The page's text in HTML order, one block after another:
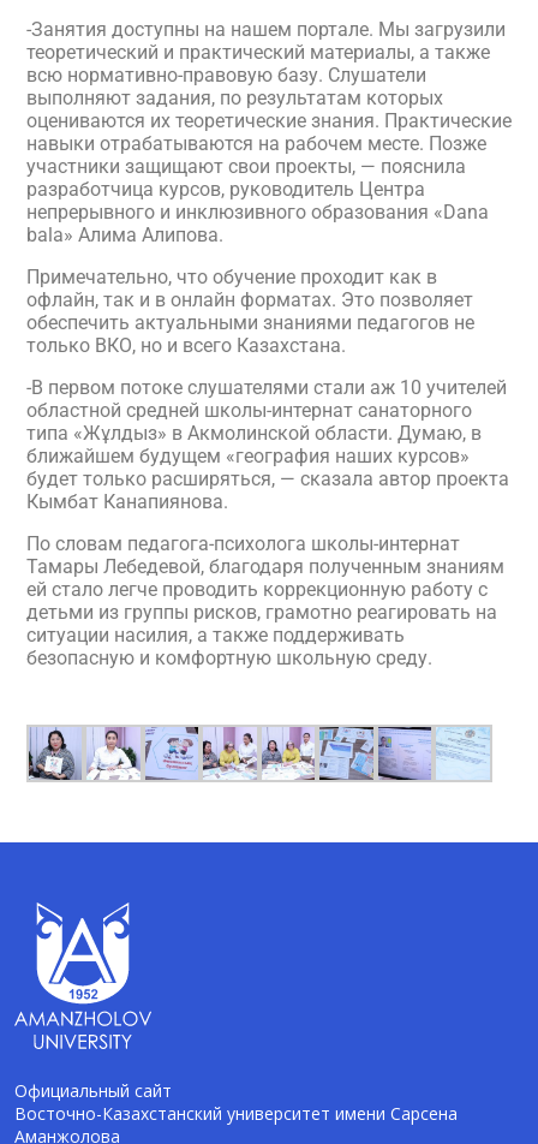
-Занятия доступны на нашем портале. Мы загрузили
теоретический и практический материалы, а также
всю нормативно-правовую базу. Слушатели
выполняют задания, по результатам которых
оцениваются их теоретические знания. Практические
навыки отрабатываются на рабочем месте. Позже
участники защищают свои проекты, — пояснила
разработчица курсов, руководитель Центра
непрерывного и инклюзивного образования «Dana
bala» Алима Алипова.
Примечательно, что обучение проходит как в
офлайн, так и в онлайн форматах. Это позволяет
обеспечить актуальными знаниями педагогов не
только ВКО, но и всего Казахстана.
-В первом потоке слушателями стали аж 10 учителей
областной средней школы-интернат санаторного
типа «Жұлдыз» в Акмолинской области. Думаю, в
ближайшем будущем «география наших курсов»
будет только расширяться, — сказала автор проекта
Кымбат Канапиянова.
По словам педагога-психолога школы-интернат
Тамары Лебедевой, благодаря полученным знаниям
ей стало легче проводить коррекционную работу с
детьми из группы рисков, грамотно реагировать на
ситуации насилия, а также поддерживать
безопасную и комфортную школьную среду.
Официальный сайт
Восточно-Казахстанский университет имени Сарсена
Аманжолова